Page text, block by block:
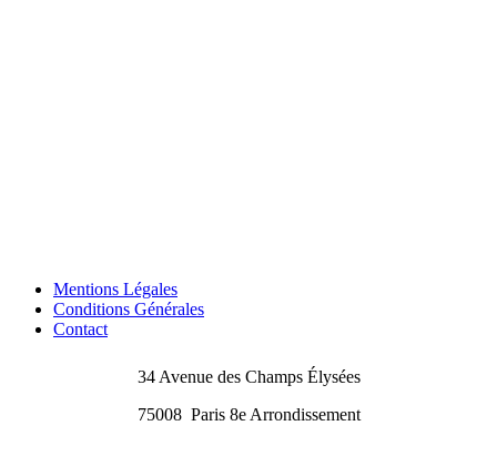
Mentions Légales
Conditions Générales
Contact
34 Avenue des Champs Élysées
75008 Paris 8e Arrondissement